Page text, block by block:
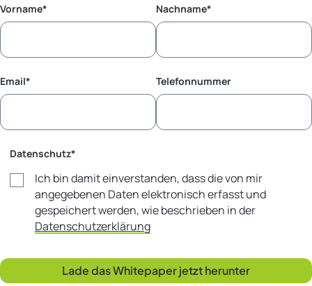
Vorname* Nachname*
Email* Telefonnummer
Datenschutz*
Ich bin damit einverstanden, dass die von mir
angegebenen Daten elektronisch erfasst und
gespeichert werden, wie beschrieben in der
Datenschutzerklärung